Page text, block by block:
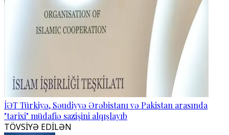
İƏT Türkiyə, Səudiyyə Ərəbistanı və Pakistan arasında
"tarixi" müdafiə sazişini alqışlayıb
TÖVSİYƏ EDİLƏN